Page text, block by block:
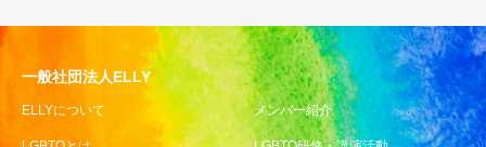
一般社団法人ELLY
ELLYについて メンバー紹介